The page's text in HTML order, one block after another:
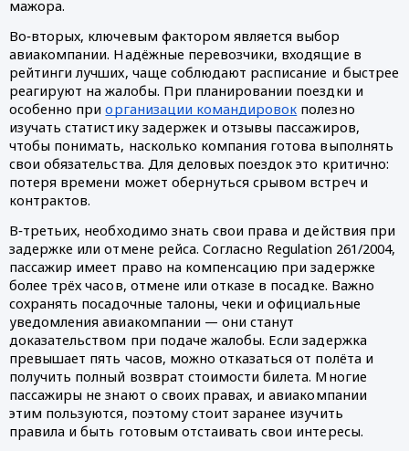
мажора.
Во‑вторых, ключевым фактором является выбор
авиакомпании. Надёжные перевозчики, входящие в
рейтинги лучших, чаще соблюдают расписание и быстрее
реагируют на жалобы. При планировании поездки и
особенно приорганизации командировок полезно
изучать статистику задержек и отзывы пассажиров,
чтобы понимать, насколько компания готова выполнять
свои обязательства. Для деловых поездок это критично:
потеря времени может обернуться срывом встреч и
контрактов.
В‑третьих, необходимо знать свои права и действия при
задержке или отмене рейса. Согласно Regulation 261/2004,
пассажир имеет право на компенсацию при задержке
более трёх часов, отмене или отказе в посадке. Важно
сохранять посадочные талоны, чеки и официальные
уведомления авиакомпании — они станут
доказательством при подаче жалобы. Если задержка
превышает пять часов, можно отказаться от полёта и
получить полный возврат стоимости билета. Многие
пассажиры не знают о своих правах, и авиакомпании
этим пользуются, поэтому стоит заранее изучить
правила и быть готовым отстаивать свои интересы.